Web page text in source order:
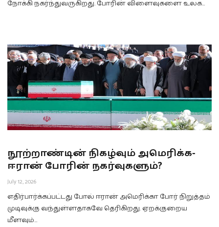
நோக்கி நகர்ந்துவருகிறது. போரின் விளைவுகளை உலக…
நூற்றாண்டின் நிகழ்வும் அமெரிக்க-
ஈரான் போரின் நகர்வுகளும்?
July 12, 2026
எதிர்பார்க்கப்பட்டது போல் ஈரான் அமெரிக்கா போர் நிறுத்தம்
முடிவுக்கு வந்துள்ளதாகவே தெரிகிறது. ஏறக்குறைய
மீளவும்…